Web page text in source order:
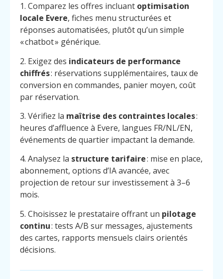
1. Comparez les offres incluant optimisation
locale Evere, fiches menu structurées et
réponses automatisées, plutôt qu’un simple
« chatbot » générique.
2. Exigez des indicateurs de performance
chiffrés: réservations supplémentaires, taux de
conversion en commandes, panier moyen, coût
par réservation.
3. Vérifiez la maîtrise des contraintes locales:
heures d’affluence à Evere, langues FR/NL/EN,
événements de quartier impactant la demande.
4. Analysez la structure tarifaire: mise en place,
abonnement, options d’IA avancée, avec
projection de retour sur investissement à 3–6
mois.
5. Choisissez le prestataire offrant un pilotage
continu: tests A/B sur messages, ajustements
des cartes, rapports mensuels clairs orientés
décisions.